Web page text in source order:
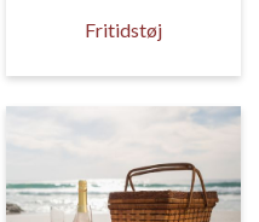
Fritidstøj